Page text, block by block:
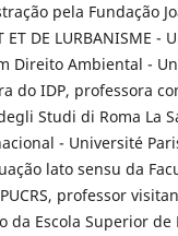
pela Fundação
DE LURBANISME -
Direito Ambiental -
do IDP, professora
Studi di Roma La
- Université
lato sensu da
professor
da Escola Superior de